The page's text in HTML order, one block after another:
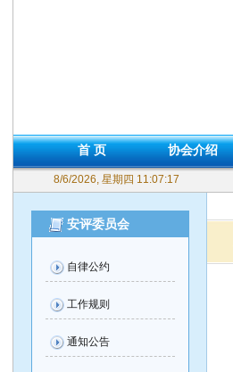
首 页 协会介绍
8/6/2026, 星期四 11:07:17
安评委员会
自律公约
工作规则
通知公告